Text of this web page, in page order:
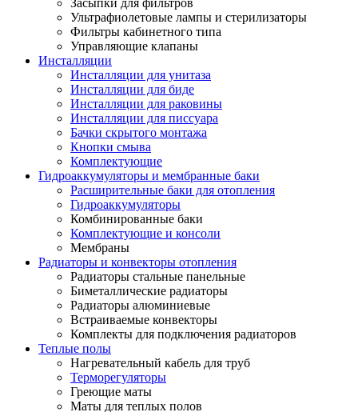
Засыпки для фильтров
Ультрафиолетовые лампы и стерилизаторы
Фильтры кабинетного типа
Управляющие клапаны
Инсталляции
Инсталляции для унитаза
Инсталляции для биде
Инсталляции для раковины
Инсталляции для писсуара
Бачки скрытого монтажа
Кнопки смыва
Комплектующие
Гидроаккумуляторы и мембранные баки
Расширительные баки для отопления
Гидроаккумуляторы
Комбинированные баки
Комплектующие и консоли
Мембраны
Радиаторы и конвекторы отопления
Радиаторы стальные панельные
Биметаллические радиаторы
Радиаторы алюминиевые
Встраиваемые конвекторы
Комплекты для подключения радиаторов
Теплые полы
Нагревательный кабель для труб
Терморегуляторы
Греющие маты
Маты для теплых полов